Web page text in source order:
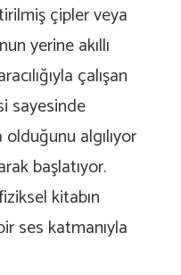
çipler veya
yerine akıllı
çalışan
sayesinde
algılıyor
başlatıyor.
kitabın
ses katmanıyla